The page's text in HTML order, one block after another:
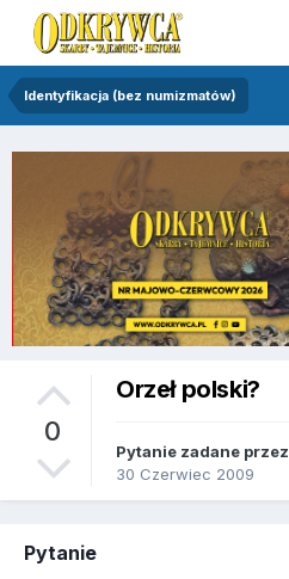
Identyfikacja (bez numizmatów)
0
Orzeł polski?
Pytanie zadane przez
30 Czerwiec 2009
Pytanie